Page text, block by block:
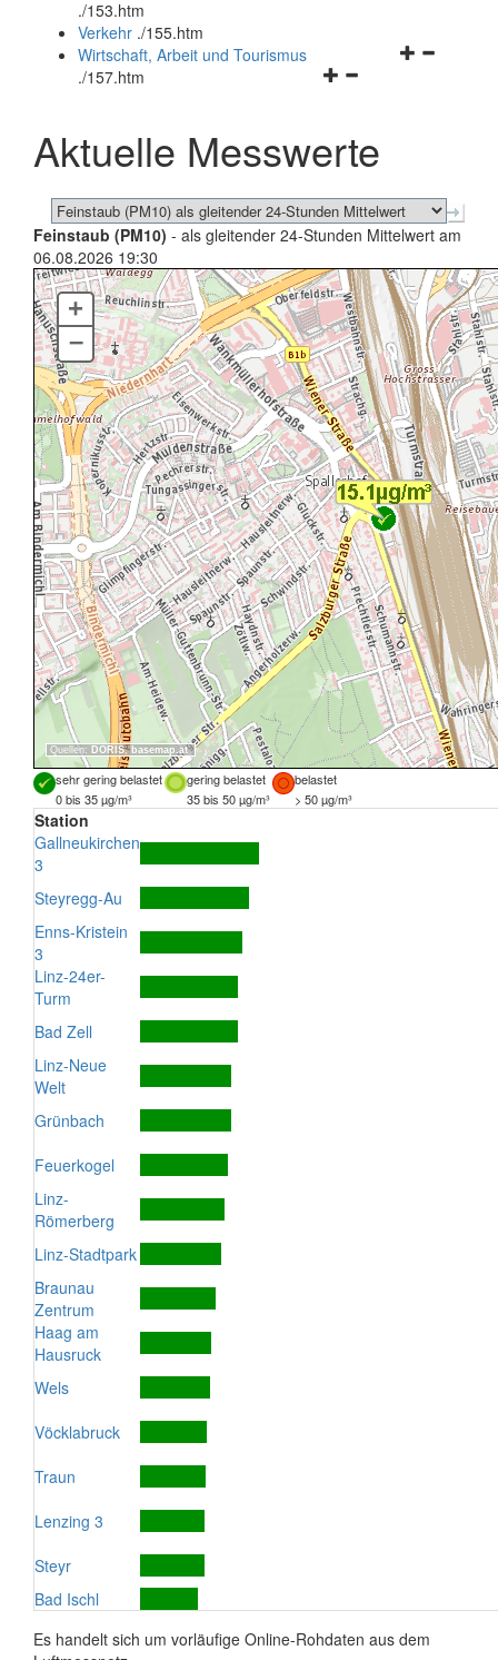
und
schließen
./153.htm
Verkehr ./155.htm
Navigationsmenü
schließen
Wirtschaft, Arbeit und Tourismus
./157.htm
Aktuelle Messwerte
Feinstaub (PM10) - als gleitender 24-Stunden Mittelwert am
06.08.2026 19:30
Quellen: DORIS, basemap.at
+
–
sehr gering belastet gering belastet
belastet
0 bis 35 µg/m³
35 bis 50 µg/m³ > 50 µg/m³
Station
Gallneukirchen
3
Steyregg-Au
Enns-Kristein
3
Linz-24er-
Turm
Bad Zell
Linz-Neue
Welt
Grünbach
Feuerkogel
Linz-
Römerberg
Linz-Stadtpark
Braunau
Zentrum
Haag am
Hausruck
Wels
Vöcklabruck
Traun
Lenzing 3
Steyr
Bad Ischl
Es handelt sich um vorläufige Online-Rohdaten aus dem